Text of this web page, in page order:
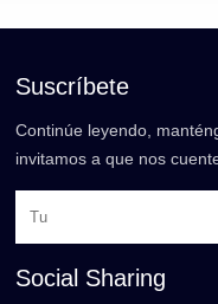
Suscríbete
Continúe leyendo,
invitamos a que nos
Social Sharing